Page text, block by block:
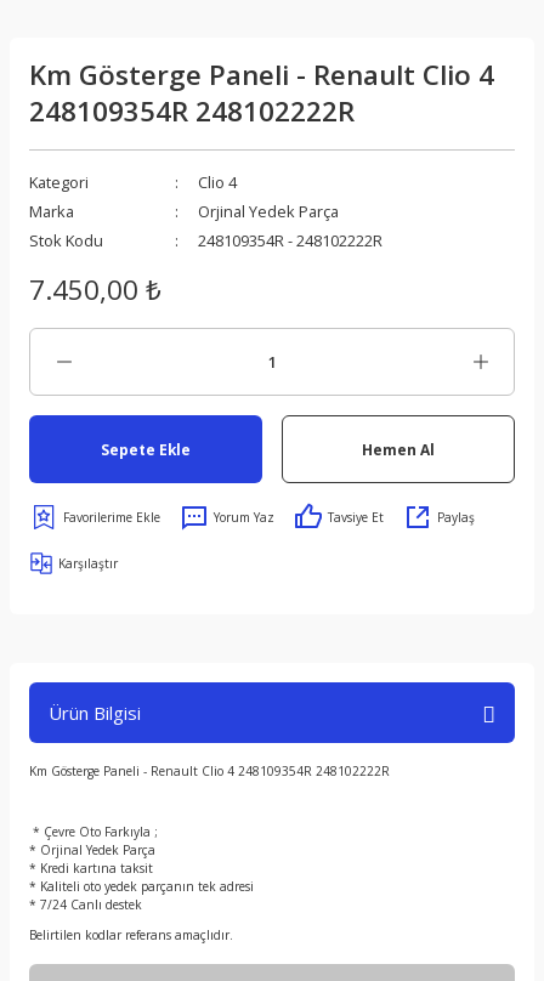
Km Gösterge Paneli - Renault Clio 4
248109354R 248102222R
Kategori
Clio 4
Marka
Orjinal Yedek Parça
Stok Kodu
248109354R - 248102222R
7.450,00 ₺
Sepete Ekle Hemen Al
Yorum Yaz Tavsiye Et Paylaş
Karşılaştır
Ürün Bilgisi
Km Gösterge Paneli - Renault Clio 4 248109354R 248102222R
* Çevre Oto Farkıyla ;
* Orjinal Yedek Parça
* Kredi kartına taksit
* Kaliteli oto yedek parçanın tek adresi
* 7/24 Canlı destek
Belirtilen kodlar referans amaçlıdır.